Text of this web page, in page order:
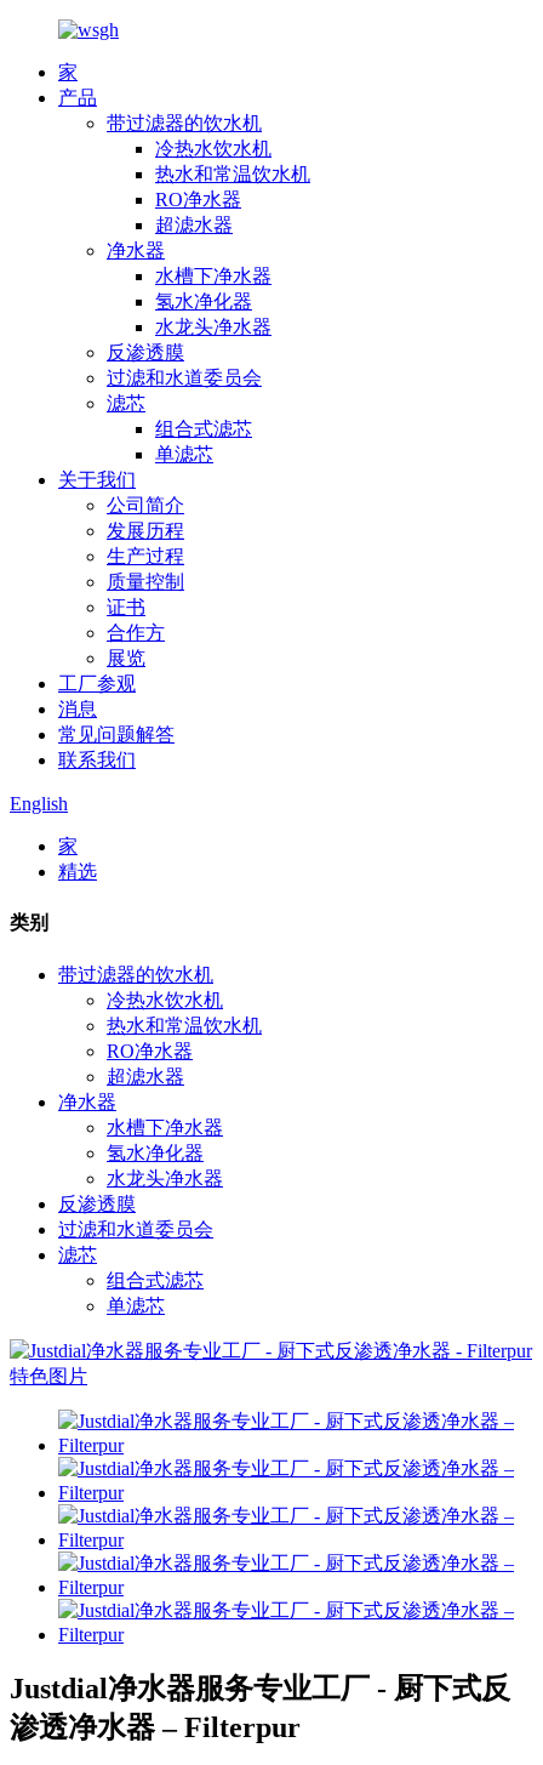
家
产品
带过滤器的饮水机
冷热水饮水机
热水和常温饮水机
RO净水器
超滤水器
净水器
水槽下净水器
氢水净化器
水龙头净水器
反渗透膜
过滤和水道委员会
滤芯
组合式滤芯
单滤芯
关于我们
公司简介
发展历程
生产过程
质量控制
证书
合作方
展览
工厂参观
消息
常见问题解答
联系我们
English
家
精选
类别
带过滤器的饮水机
冷热水饮水机
热水和常温饮水机
RO净水器
超滤水器
净水器
水槽下净水器
氢水净化器
水龙头净水器
反渗透膜
过滤和水道委员会
滤芯
组合式滤芯
单滤芯
Justdial净水器服务专业工厂 - 厨下式反
渗透净水器 – Filterpur